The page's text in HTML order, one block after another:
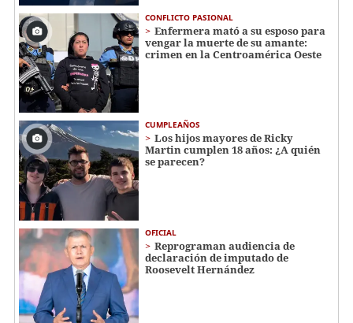
CONFLICTO PASIONAL
Enfermera mató a su esposo para
vengar la muerte de su amante:
crimen en la Centroamérica Oeste
CUMPLEAÑOS
Los hijos mayores de Ricky
Martin cumplen 18 años: ¿A quién
se parecen?
OFICIAL
Reprograman audiencia de
declaración de imputado de
Roosevelt Hernández